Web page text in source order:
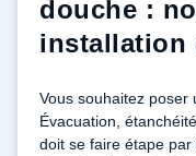
douche :
installation
Vous souhaitez poser
Évacuation,
doit se faire étape